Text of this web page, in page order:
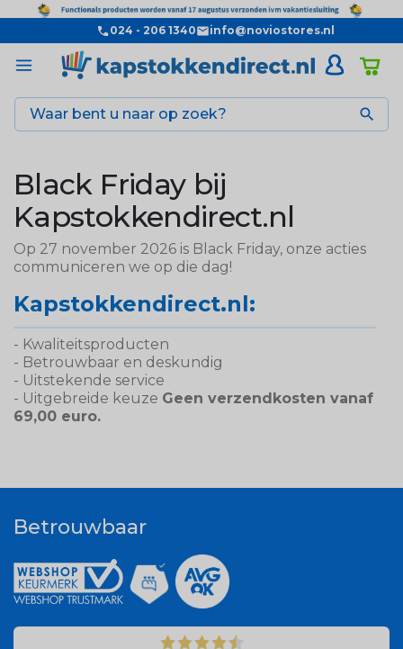
024 - 206 1340 info@noviostores.nl

Black Friday bij
Kapstokkendirect.nl
Op 27 november 2026 is Black Friday, onze acties
communiceren we op die dag!
Kapstokkendirect.nl:
- Kwaliteitsproducten
- Betrouwbaar en deskundig
- Uitstekende service
- Uitgebreide keuze Geen verzendkosten vanaf
69,00 euro.
Betrouwbaar